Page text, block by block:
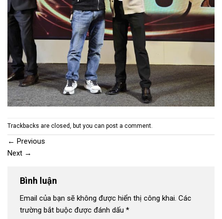
Trackbacks are closed, but you can post a comment.
← Previous
Next →
Bình luận
Email của bạn sẽ không được hiển thị công khai. Các
trường bắt buộc được đánh dấu *